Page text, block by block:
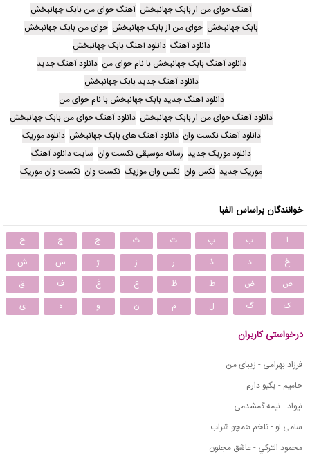
آهنگ حوای من از بابک جهانبخش آهنگ حوای من بابک جهانبخش
بابک جهانبخش حوای من از بابک جهانبخش حوای من بابک جهانبخش
دانلود آهنگ دانلود آهنگ بابک جهانبخش
دانلود آهنگ بابک جهانبخش با نام حوای من دانلود آهنگ جدید
دانلود آهنگ جدید بابک جهانبخش
دانلود آهنگ جدید بابک جهانبخش با نام حوای من
دانلود آهنگ حوای من از بابک جهانبخش دانلود آهنگ حوای من بابک جهانبخش
دانلود آهنگ نکست وان دانلود آهنگ های بابک جهانبخش دانلود موزیک
دانلود موزیک جدید رسانه موسیقی نکست وان سایت دانلود آهنگ
موزیک جدید نکس وان نکس وان موزیک نکست وان نکست وان موزیک
خوانندگان براساس الفبا
ا ب پ ت ث ج چ
ح
خ
د ذ ر ز ژ س
ش
ص
ض ط ظ ع غ ف
ق
ک
گ ل م ن و ه ی
درخواستی کاربران
فرزاد بهرامی - زیبای من
حامیم - یکیو دارم
نیواد - نیمه گمشدمی
سامی لو - تلخم همچو شراب
محمود التركي - عاشق مجنون